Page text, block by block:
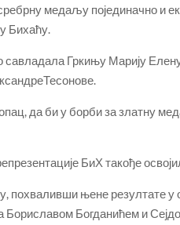
медаљу појединачно и
Бихаћу.
савладала Гркињу Марију
да би у борби за златну
БиХ такође
њене резултате у
Богданићем и